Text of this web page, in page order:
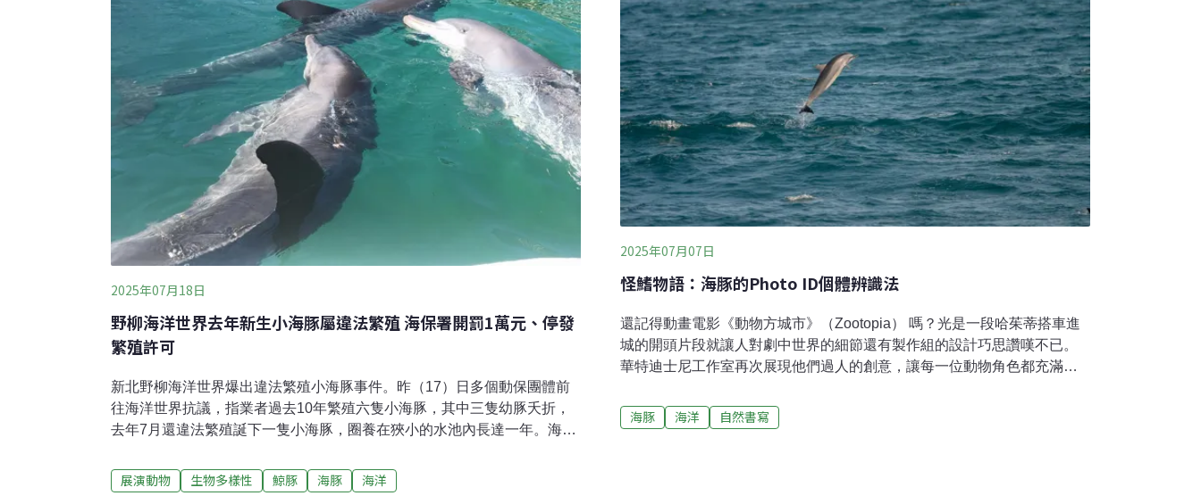
2025年07月18日
野柳海洋世界去年新生小海豚屬違法繁殖 海保署開罰1萬元、停發
繁殖許可
新北野柳海洋世界爆出違法繁殖小海豚事件。昨（17）日多個動保團體前
往海洋世界抗議，指業者過去10年繁殖六隻小海豚，其中三隻幼豚夭折，
去年7月還違法繁殖誕下一隻小海豚，圈養在狹小的水池內長達一年。海保
動保團體呼籲評估小海豚野放的可能性，海保署僅指出「有很多選項」，
將待小海豚長大後評估。海豚多一隻？ 動團踢爆野柳海洋世界「違法繁
展演動物 生物多樣性 鯨豚 海豚 海洋
2025年07月07日
怪鰭物語：海豚的Photo ID個體辨識法
還記得動畫電影《動物方城市》（Zootopia） 嗎？光是一段哈茱蒂搭車進
城的開頭片段就讓人對劇中世界的細節還有製作組的設計巧思讚嘆不已。
華特迪士尼工作室再次展現他們過人的創意，讓每一位動物角色都充滿特
型又戴眼鏡的羊咩咩副市長等。不過在現實世界中沒有繪師賦予的明顯特
徵，當科學家們要研究這些動物時又該怎麼分別誰是誰呢？研究鯨豚的調
海豚 海洋 自然書寫